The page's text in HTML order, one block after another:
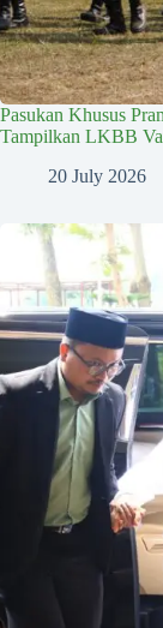
Pasukan Khusus
Tampilkan LKBB
20 July 2026